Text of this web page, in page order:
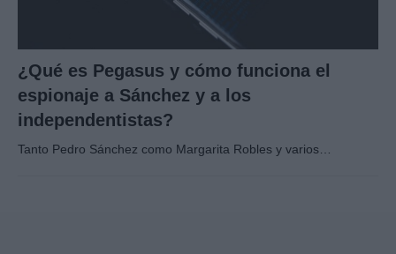
¿Qué es Pegasus y cómo funciona el
espionaje a Sánchez y a los
independentistas?
Tanto Pedro Sánchez como Margarita Robles y varios…